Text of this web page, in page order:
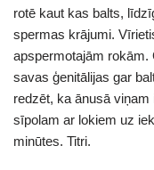
rotē kaut kas balts,
spermas krājumi.
apspermotajām rokām.
savas ģenitālijas gar
redzēt, ka ānusā
sīpolam ar lokiem uz
minūtes. Titri.